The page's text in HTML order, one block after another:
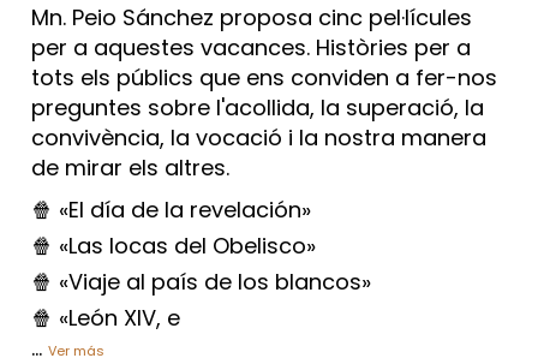
Mn. Peio Sánchez proposa cinc pel·lícules
per a aquestes vacances. Històries per a
tots els públics que ens conviden a fer-nos
preguntes sobre l'acollida, la superació, la
convivència, la vocació i la nostra manera
de mirar els altres.
🍿 «El día de la revelación»
🍿 «Las locas del Obelisco»
🍿 «Viaje al país de los blancos»
🍿 «León XIV, e
... Ver más